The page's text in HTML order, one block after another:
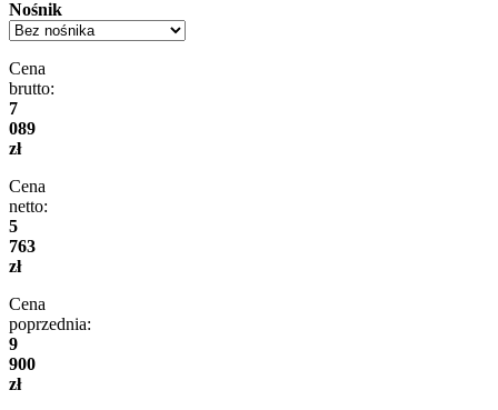
Nośnik
Cena
brutto:
7
089
zł
Cena
netto:
5
763
zł
Cena
poprzednia:
9
900
zł